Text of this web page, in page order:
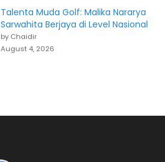
Talenta Muda Golf: Malika Nararya
Sarwahita Berjaya di Level Nasional
by Chaidir
August 4, 2026